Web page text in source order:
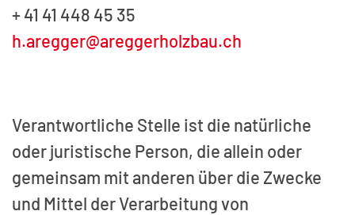
+ 41 41 448 45 35
h.aregger@areggerholzbau.ch
Verantwortliche Stelle ist die natürliche
oder juristische Person, die allein oder
gemeinsam mit anderen über die Zwecke
und Mittel der Verarbeitung von